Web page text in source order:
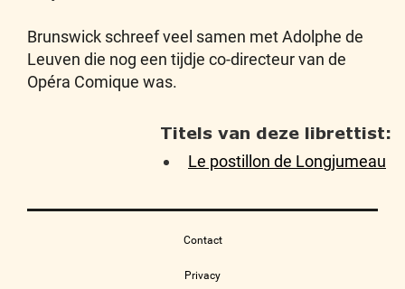
Brunswick schreef veel samen met Adolphe de
Leuven die nog een tijdje co-directeur van de
Opéra Comique was.
Titels van deze librettist:
Le postillon de Longjumeau
Contact
Privacy